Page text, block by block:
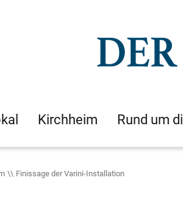
Kirchheim Rund um
Finissage der Varini-Installation